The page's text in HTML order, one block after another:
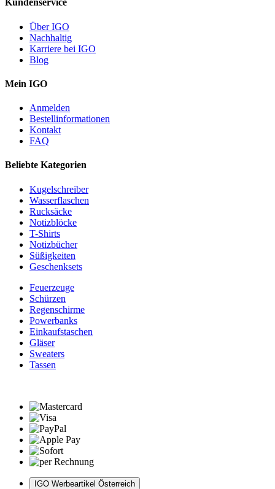
Kundenservice
Über IGO
Nachhaltig
Karriere bei IGO
Blog
Mein IGO
Anmelden
Bestellinformationen
Kontakt
FAQ
Beliebte Kategorien
Kugelschreiber
Wasserflaschen
Rucksäcke
Notizblöcke
T-Shirts
Notizbücher
Süßigkeiten
Geschenksets
Feuerzeuge
Schürzen
Regenschirme
Powerbanks
Einkaufstaschen
Gläser
Sweaters
Tassen
IGO Werbeartikel Österreich